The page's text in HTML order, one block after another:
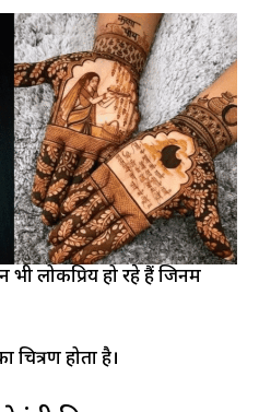
भी लोकप्रिय हो रहे हैं जिनमें
होता है।